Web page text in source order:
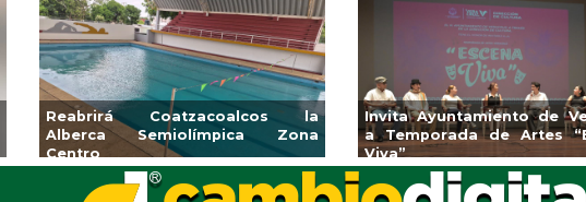
Reabrirá Coatzacoalcos la
Alberca Semiolímpica Zona
Centro
Invita Ayuntamiento de
a Temporada de Artes
Viva”